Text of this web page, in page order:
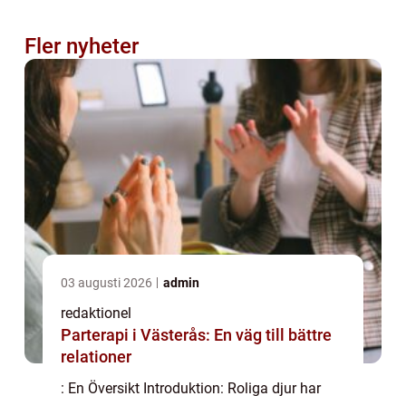
Fler nyheter
03 augusti 2026 admin
redaktionel
Parterapi i Västerås: En väg till bättre
relationer
: En Översikt Introduktion: Roliga djur har